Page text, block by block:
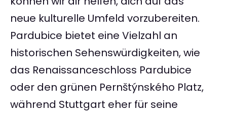
neue kulturelle Umfeld vorzubereiten.
Pardubice bietet eine Vielzahl an
historischen Sehenswürdigkeiten, wie
das Renaissanceschloss Pardubice
oder den grünen Pernštýnského Platz,
während Stuttgart eher für seine